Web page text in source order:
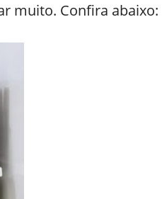
muito. Confira abaixo: